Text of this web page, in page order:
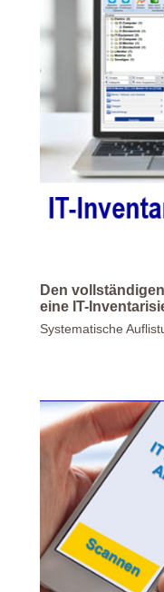
Den
eine IT-
Systematische